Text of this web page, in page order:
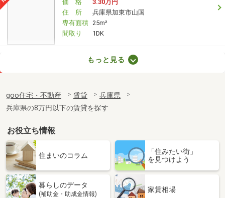
価 格
3.30万円
住 所
兵庫県加東市山国
専有面積 25m²
間取り
1DK
兵庫県高砂市伊保崎１丁目
専有面積
22.35m²
間取り
1K
兵庫県明石市西明石町５丁目
価 格
兵庫県明石市西明石町５丁目
専有面積 24.51m²
間取り
もっと見る
goo住宅・不動産 賃貸
兵庫県
兵庫県の8万円以下の賃貸を探す
お役立ち情報
住まいのコラム
「住みたい街」
を見つけよう
暮らしのデータ
(補助金・助成金情報)
家賃相場